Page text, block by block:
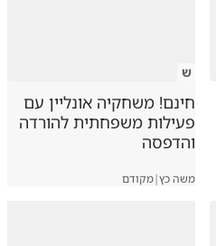
ש
חינם! משחקיה אונליין עם
פעילות משפחתית להורדה
והדפסה
משה כץ|מקודם